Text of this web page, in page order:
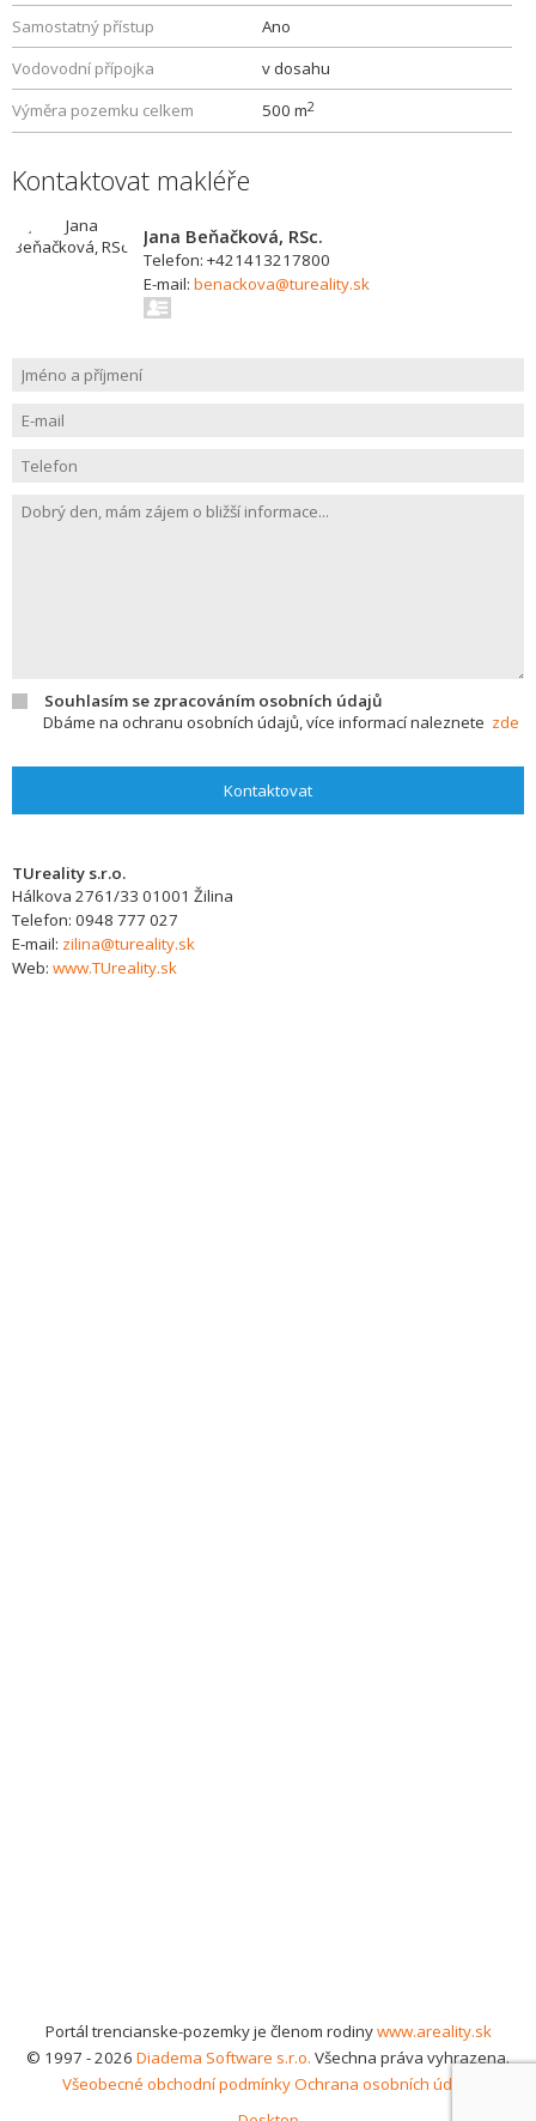
Samostatný přístup
Ano
Vodovodní přípojka
v dosahu
Výměra pozemku celkem
500 m2
Kontaktovat makléře
Jana Beňačková, RSc.
Telefon: +421413217800
E-mail: benackova@tureality.sk
Souhlasím se zpracováním osobních údajů
Dbáme na ochranu osobních údajů, více informací naleznete zde
Kontaktovat
TUreality s.r.o.
Hálkova 2761/33 01001 Žilina
Telefon: 0948 777 027
E-mail: zilina@tureality.sk
Web: www.TUreality.sk
Portál trencianske-pozemky je členom rodinywww.areality.sk
© 1997 - 2026 Diadema Software s.r.o. Všechna práva vyhrazena.
Všeobecné obchodní podmínkyOchrana osobních údajů